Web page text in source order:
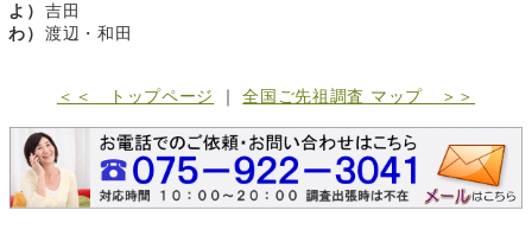
よ） 吉田
わ） 渡辺・和田
＜＜ トップページ ｜全国ご先祖調査 マップ ＞＞